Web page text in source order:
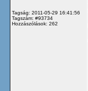
Tagság: 2011-05-29 16:41:56
Tagszám: #93734
Hozzászólások: 262